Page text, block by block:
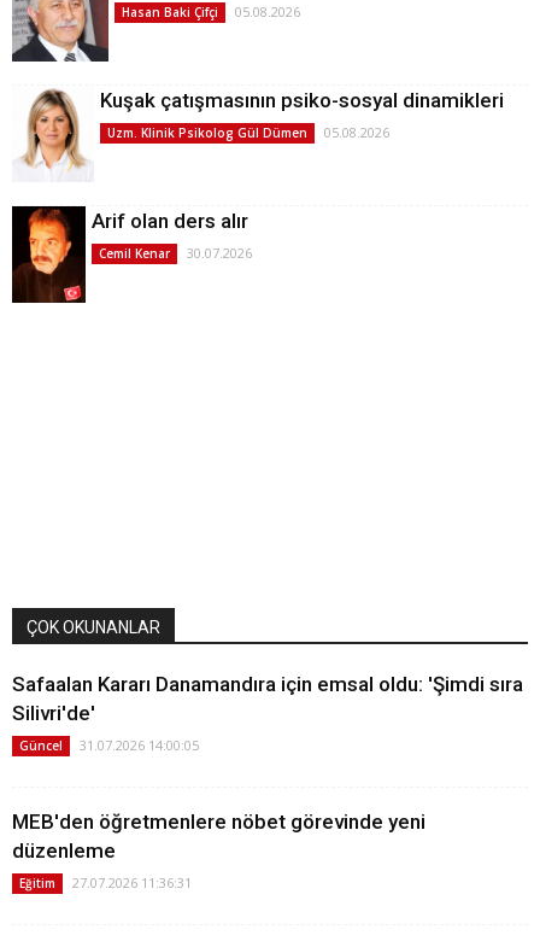
Hasan Baki Çifçi 05.08.2026
Kuşak çatışmasının psiko-sosyal dinamikleri
Uzm. Klinik Psikolog Gül Dümen 05.08.2026
Arif olan ders alır
Cemil Kenar 30.07.2026
ÇOK OKUNANLAR
Safaalan Kararı Danamandıra için emsal oldu: 'Şimdi sıra
Silivri'de'
Güncel 31.07.2026 14:00:05
MEB'den öğretmenlere nöbet görevinde yeni
düzenleme
Eğitim 27.07.2026 11:36:31